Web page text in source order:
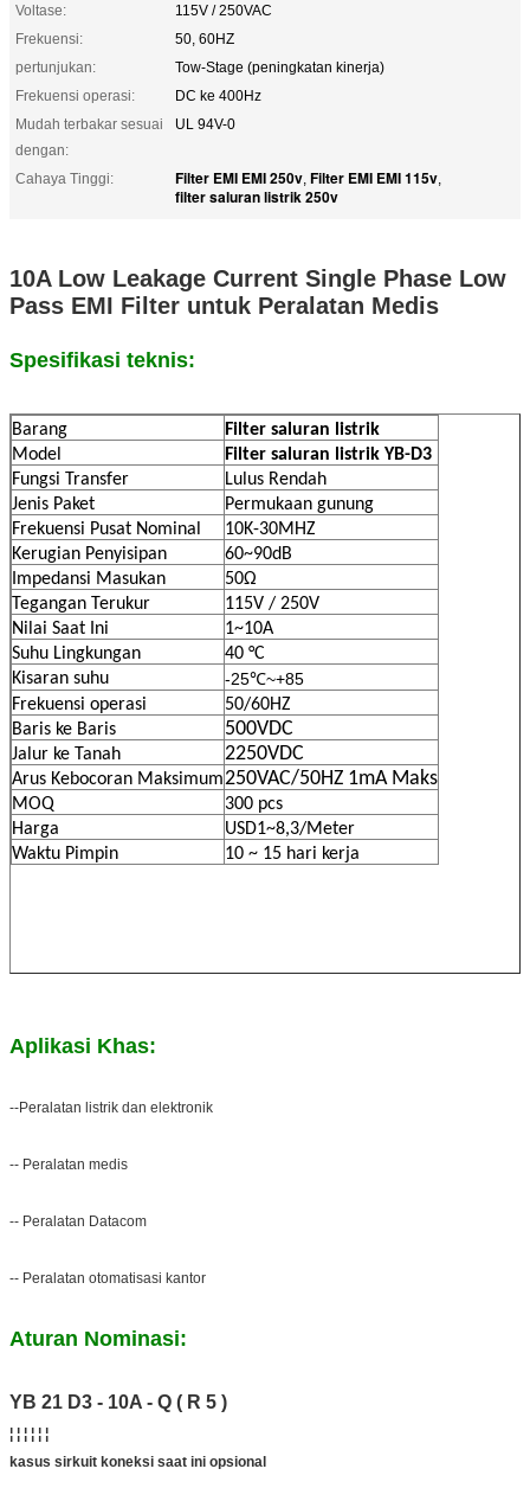
Voltase:
115V / 250VAC
Frekuensi:
50, 60HZ
pertunjukan:
Tow-Stage (peningkatan kinerja)
Frekuensi operasi:
DC ke 400Hz
Mudah terbakar sesuai
dengan:
UL 94V-0
Cahaya Tinggi: Filter EMI EMI 250v, Filter EMI EMI 115v,
filter saluran listrik 250v
10A Low Leakage Current Single Phase Low
Pass EMI Filter untuk Peralatan Medis
Spesifikasi teknis:
Barang
Filter saluran listrik
Model
Filter saluran listrik YB-D3
Fungsi Transfer
Lulus Rendah
Jenis Paket
Permukaan gunung
Frekuensi Pusat Nominal
10K-30MHZ
Kerugian Penyisipan
60~90dB
Impedansi Masukan
50Ω
Tegangan Terukur
115V / 250V
Nilai Saat Ini
1~10A
Suhu Lingkungan
40 °C
Kisaran suhu
-25℃~+85
Frekuensi operasi
50/60HZ
Baris ke Baris
500VDC
Jalur ke Tanah 2250VDC
Arus Kebocoran Maksimum250VAC/50HZ 1mA Maks
MOQ
300 pcs
Harga
USD1~8,3/Meter
Waktu Pimpin
10 ~ 15 hari kerja
Aplikasi Khas:
--Peralatan listrik dan elektronik
-- Peralatan medis
-- Peralatan Datacom
-- Peralatan otomatisasi kantor
Aturan Nominasi:
YB 21 D3 - 10A - Q ( R 5 )
¦ ¦ ¦ ¦ ¦ ¦
kasus sirkuit koneksi saat ini opsional